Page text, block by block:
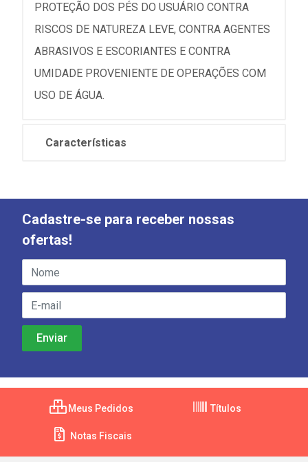
PROTEÇÃO DOS PÉS DO USUÁRIO CONTRA
RISCOS DE NATUREZA LEVE, CONTRA AGENTES
ABRASIVOS E ESCORIANTES E CONTRA
UMIDADE PROVENIENTE DE OPERAÇÕES COM
USO DE ÁGUA.
Características
Cadastre-se para receber nossas
ofertas!
Meus Pedidos Títulos
Notas Fiscais